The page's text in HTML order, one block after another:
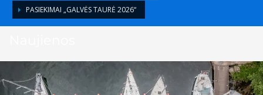
PASIEKIMAI „GALVĖS TAURĖ 2026“